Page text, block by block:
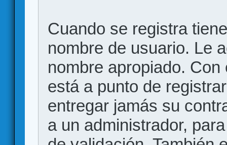
Cuando se registra
nombre de usuario. Le
nombre apropiado.
está a punto de
entregar jamás su
a un administrador,